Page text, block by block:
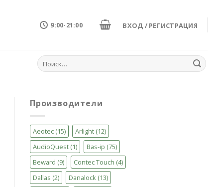
9:00-21:00 ВХОД / РЕГИСТРАЦИЯ
Искать:
Производители
Aeotec (15) Arlight (12)
AudioQuest (1) Bas-ip (75)
Beward (9) Contec Touch (4)
Dallas (2) Danalock (13)